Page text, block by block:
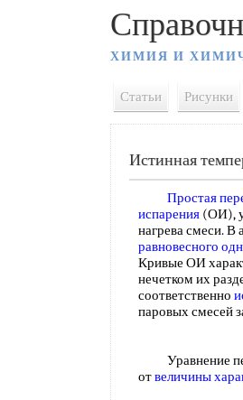
ХИМИЯ И
Статьи Рисунки
Истинная
Простая
испарения (ОИ),
нагрева смеси. В
равновесного
Кривые ОИ
нечетком их
соответственно
паровых смесей
Уравнение
отвеличины